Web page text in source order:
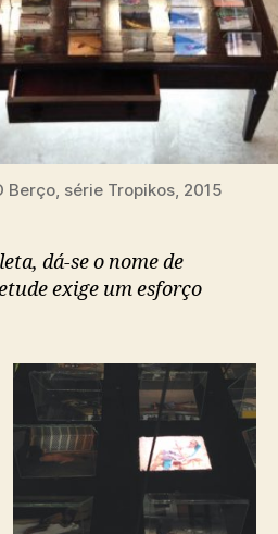
Berço, série Tropikos, 2015
dá-se o nome de
exige um esforço